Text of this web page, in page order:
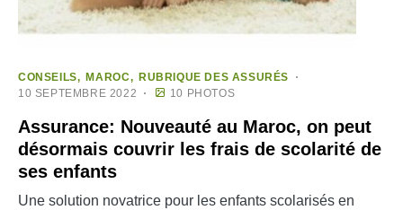
CONSEILS MAROC
RUBRIQUE DES ASSURÉS
10 SEPTEMBRE 2022
10 PHOTOS
Assurance: Nouveauté au Maroc, on peut
désormais couvrir les frais de scolarité de
ses enfants
Une solution novatrice pour les enfants scolarisés en